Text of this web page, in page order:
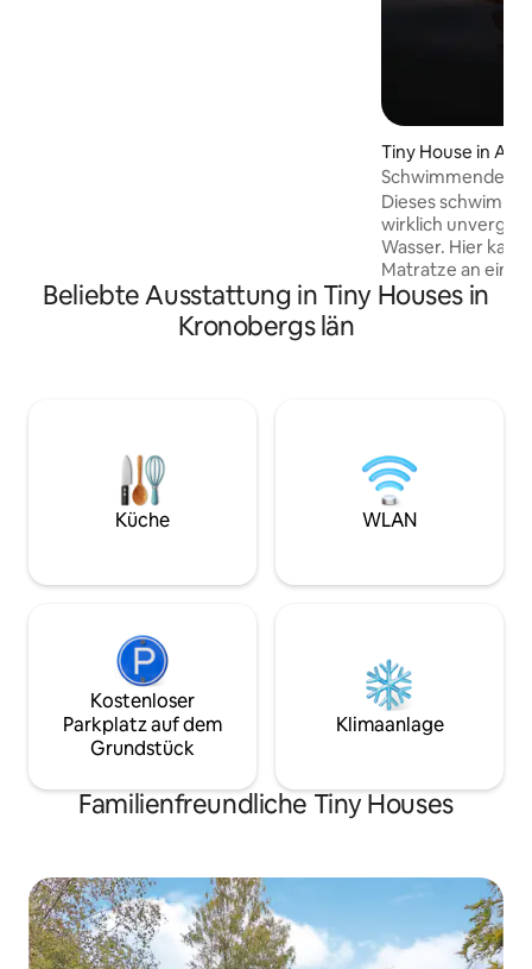
Tiny House in
Schwimmendes
Dieses
wirklich
Wasser. Hier
Matratze an
Wasser
Einrichtungen
Du kannst in
bestellen oder
Campingplatz-
Zivilisation. Kanu
Beliebte Ausstattung in Tiny Houses in
Kronobergs län
Küche WLAN
Kostenloser
Parkplatz auf dem
Grundstück
Klimaanlage
Familienfreundliche Tiny Houses